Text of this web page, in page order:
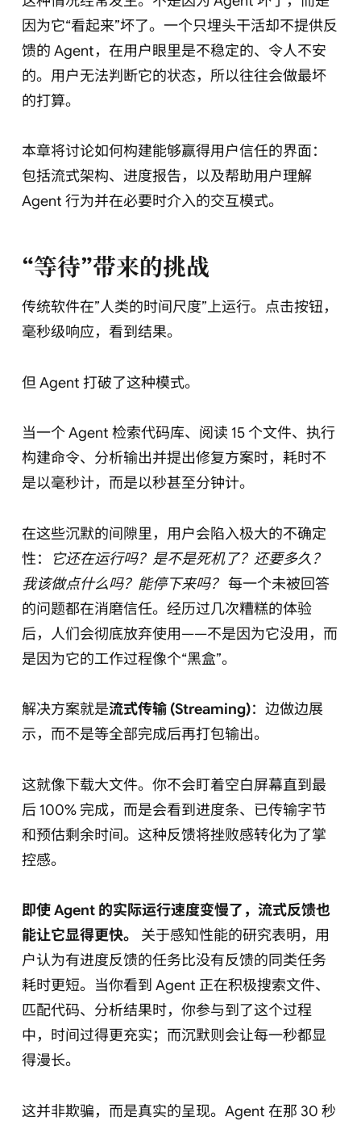
因为它“看起来”坏了。一个只埋头干活却不提供反
馈的 Agent，在用户眼里是不稳定的、令人不安
的。用户无法判断它的状态，所以往往会做最坏
的打算。
本章将讨论如何构建能够赢得用户信任的界面：
包括流式架构、进度报告，以及帮助用户理解
Agent 行为并在必要时介入的交互模式。
“等待”带来的挑战
传统软件在”人类的时间尺度”上运行。点击按钮，
毫秒级响应，看到结果。
但 Agent 打破了这种模式。
当一个 Agent 检索代码库、阅读 15 个文件、执行
构建命令、分析输出并提出修复方案时，耗时不
是以毫秒计，而是以秒甚至分钟计。
在这些沉默的间隙里，用户会陷入极大的不确定
性：
它还在运行吗？是不是死机了？还要多久？
我该做点什么吗？能停下来吗？ 每一个未被回答
的问题都在消磨信任。经历过几次糟糕的体验
后，人们会彻底放弃使用——不是因为它没用，而
是因为它的工作过程像个“黑盒”。
解决方案就是流式传输 (Streaming)：边做边展
示，而不是等全部完成后再打包输出。
这就像下载大文件。你不会盯着空白屏幕直到最
后 100% 完成，而是会看到进度条、已传输字节
和预估剩余时间。这种反馈将挫败感转化为了掌
控感。
即使 Agent 的实际运行速度变慢了，流式反馈也
能让它显得更快。
关于感知性能的研究表明，用
户认为有进度反馈的任务比没有反馈的同类任务
耗时更短。当你看到 Agent 正在积极搜索文件、
匹配代码、分析结果时，你参与到了这个过程
中，时间过得更充实；而沉默则会让每一秒都显
得漫长。
这并非欺骗，而是真实的呈现。Agent 在那 30 秒